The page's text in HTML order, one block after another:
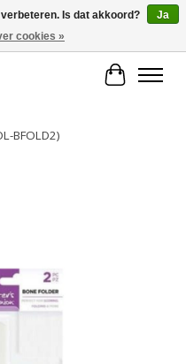
BFOLD2)
Is dat akkoord?
Ja
cookies »